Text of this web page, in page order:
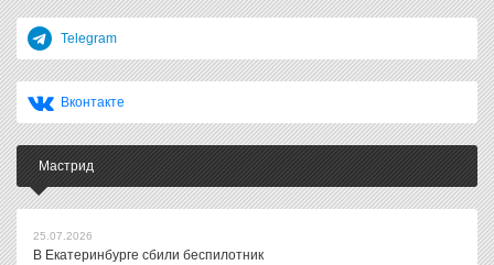
Telegram
Вконтакте
Мастрид
25.07.2026
В Екатеринбурге сбили беспилотник